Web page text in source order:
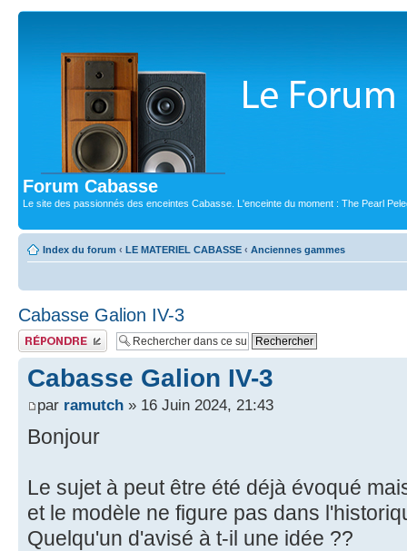
Forum Cabasse
Le site des passionnés des enceintes Cabasse. L'enceinte du moment : The Pearl
Index du forum ‹ LE MATERIEL CABASSE ‹ Anciennes gammes
Cabasse Galion IV-3
Publier une réponse
Cabasse Galion IV-3
par ramutch » 16 Juin 2024, 21:43
Bonjour
Le sujet à peut être été déjà évoqué
et le modèle ne figure pas dans
Quelqu'un d'avisé à t-il une idée ??